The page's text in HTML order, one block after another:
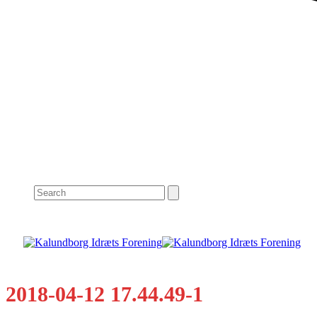
Search
2018-04-12 17.44.49-1